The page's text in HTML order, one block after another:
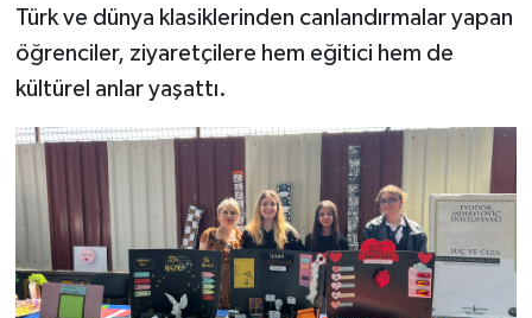
Türk ve dünya klasiklerinden canlandırmalar yapan
öğrenciler, ziyaretçilere hem eğitici hem de
kültürel anlar yaşattı.